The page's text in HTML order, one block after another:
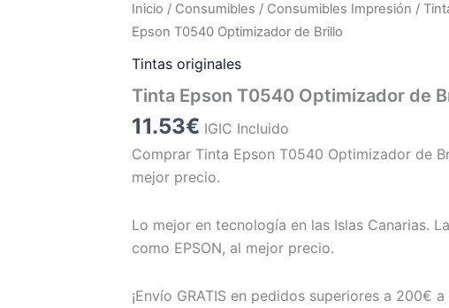
Inicio / Consumibles / Consumibles Impresión /
Epson T0540 Optimizador de Brillo
Tintas originales
Tinta Epson T0540 Optimizador de
11.53€ IGIC Incluido
Comprar Tinta Epson T0540 Optimizador de
mejor precio.
Lo mejor en tecnología en las Islas Canarias.
como EPSON, al mejor precio.
¡Envío GRATIS en pedidos superiores a 200€ a